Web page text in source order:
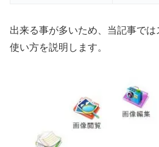
出来る事が多いため、当記事で
使い方を説明します。